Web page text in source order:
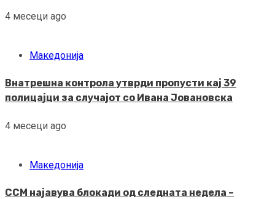
4 месеци ago
Македонија
Внатрешна контрола утврди пропусти кај 39
полицајци за случајот со Ивана Јовановска
4 месеци ago
Македонија
ССМ најавува блокади од следната недела –